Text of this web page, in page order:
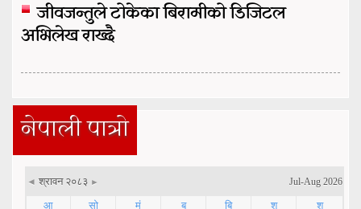
जीवजन्तुले टोकेका बिरामीको डिजिटल
अभिलेख राख्दै
नेपाली पात्रो